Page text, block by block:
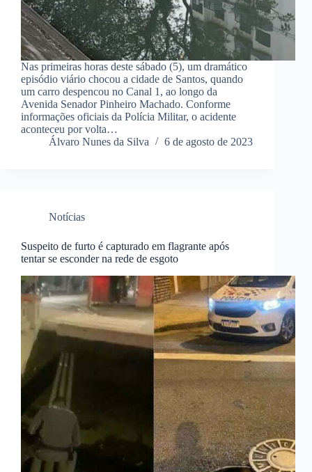
Nas primeiras horas deste sábado (5), um dramático
episódio viário chocou a cidade de Santos, quando
um carro despencou no Canal 1, ao longo da
Avenida Senador Pinheiro Machado. Conforme
informações oficiais da Polícia Militar, o acidente
aconteceu por volta…
Álvaro Nunes da Silva
6 de agosto de 2023
Notícias
Suspeito de furto é capturado em flagrante após
tentar se esconder na rede de esgoto